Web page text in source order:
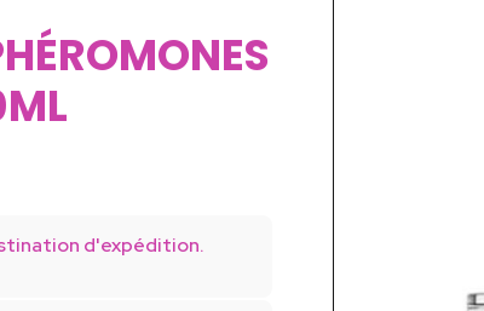
d'expédition.